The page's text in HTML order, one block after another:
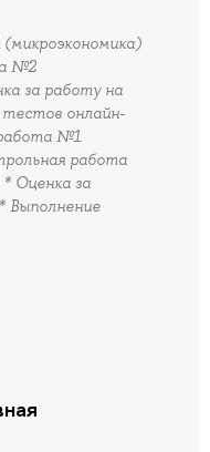
№2
за работу на
онлайн-
№1
работа
Оценка за
Выполнение